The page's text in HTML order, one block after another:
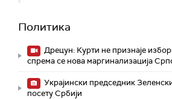
Политика
Дрецун: Курти не признаје
спрема се нова маргинализација
Украјински председник
посету Србији